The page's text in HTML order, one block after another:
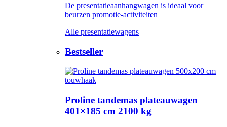
De presentatieaanhangwagen is ideaal voor
beurzen promotie-activiteiten
Alle presentatiewagens
Bestseller
Proline tandemas plateauwagen
401×185 cm 2100 kg